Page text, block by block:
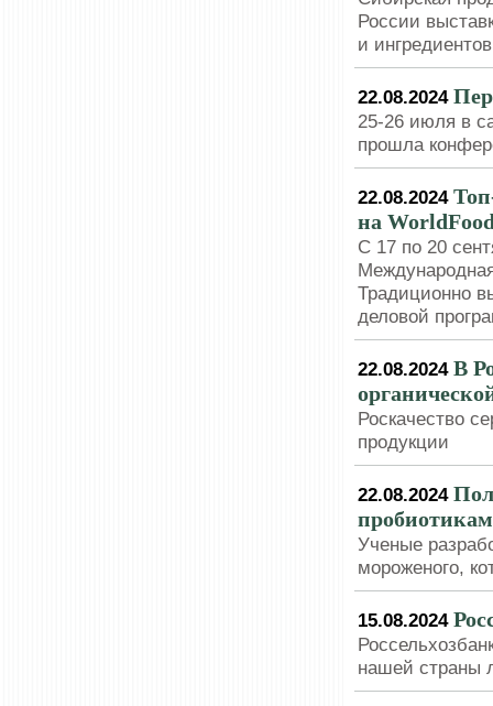
России
и
22.08.2024
25-26 июля в
прошла
22.08.2024
на
С 17 по 20
Традиционно
деловой
22.08.2024 В
Роскачество
продукции
22.08.2024
Ученые
мороженого,
15.08.2024
нашей страны